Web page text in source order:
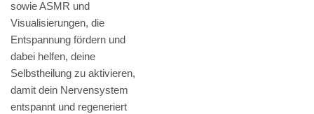
sowie ASMR und
Visualisierungen, die
Entspannung fördern und
dabei helfen, deine
Selbstheilung zu aktivieren,
damit dein Nervensystem
entspannt und regeneriert